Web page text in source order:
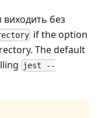
виходить без
if the option
The default
jest --